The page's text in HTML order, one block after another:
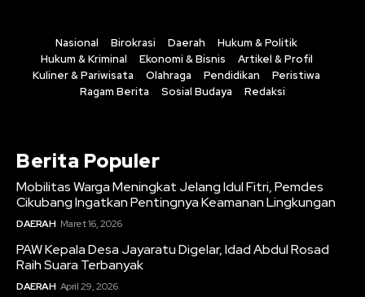
Nasional Birokrasi Daerah
Hukum & Politik
Hukum & Kriminal
Ekonomi & Bisnis
Artikel & Profil
Kuliner & Pariwisata
Olahraga Pendidikan
Peristiwa
Ragam Berita
Sosial Budaya Redaksi
Berita Populer
Mobilitas Warga Meningkat Jelang Idul Fitri, Pemdes
Cikubang Ingatkan Pentingnya Keamanan Lingkungan
DAERAH Maret 16, 2026
PAW Kepala Desa Jayaratu Digelar, Idad Abdul Rosad
Raih Suara Terbanyak
DAERAH April 29, 2026